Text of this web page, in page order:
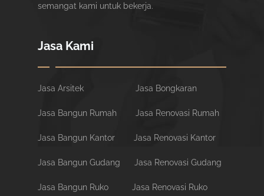
semangat kami untuk bekerja.
Jasa Kami
Jasa Arsitek Jasa Bongkaran
Jasa Bangun Rumah Jasa Renovasi Rumah
Jasa Bangun Kantor Jasa Renovasi Kantor
Jasa Bangun Gudang Jasa Renovasi Gudang
Jasa Bangun Ruko Jasa Renovasi Ruko